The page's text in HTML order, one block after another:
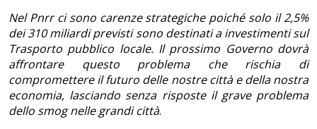
Nel Pnrr ci sono carenze strategiche poiché solo il 2,5%
dei 310 miliardi previsti sono destinati a investimenti sul
Trasporto pubblico locale. Il prossimo Governo dovrà
affrontare questo problema che rischia di
compromettere il futuro delle nostre città e della nostra
economia, lasciando senza risposte il grave problema
dello smog nelle grandi città.